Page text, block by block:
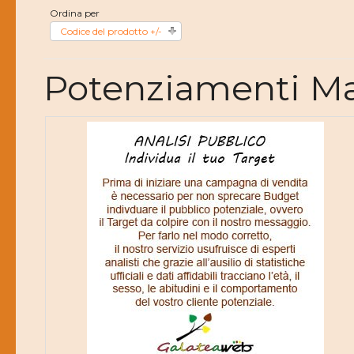
Ordina per
Codice del prodotto +/-
Potenziamenti